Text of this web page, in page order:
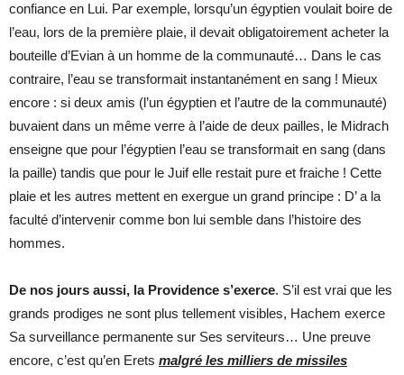
confiance en Lui. Par exemple, lorsqu’un égyptien voulait boire de
l’eau, lors de la première plaie, il devait obligatoirement acheter la
bouteille d’Evian à un homme de la communauté… Dans le cas
contraire, l’eau se transformait instantanément en sang ! Mieux
encore : si deux amis (l’un égyptien et l’autre de la communauté)
buvaient dans un même verre à l’aide de deux pailles, le Midrach
enseigne que pour l’égyptien l’eau se transformait en sang (dans
la paille) tandis que pour le Juif elle restait pure et fraiche ! Cette
plaie et les autres mettent en exergue un grand principe : D’ a la
faculté d’intervenir comme bon lui semble dans l’histoire des
hommes.
De nos jours aussi, la Providence s’exerce. S’il est vrai que les
grands prodiges ne sont plus tellement visibles, Hachem exerce
Sa surveillance permanente sur Ses serviteurs… Une preuve
encore, c’est qu’en Erets malgré les milliers de missiles